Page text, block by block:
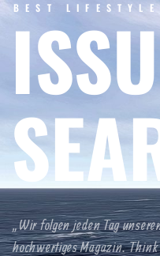
BEST LIFESTYLE
„Wir folgen jeden Tag
hochwertiges Magazin.